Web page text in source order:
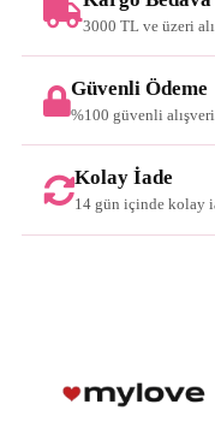
3000 TL ve üzeri
Güvenli Ödeme
%100 güvenli
Kolay İade
14 gün içinde kolay